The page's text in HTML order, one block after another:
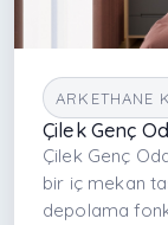
ARKETHANE
Çilek Genç
Çilek Genç
bir iç mekan
depolama